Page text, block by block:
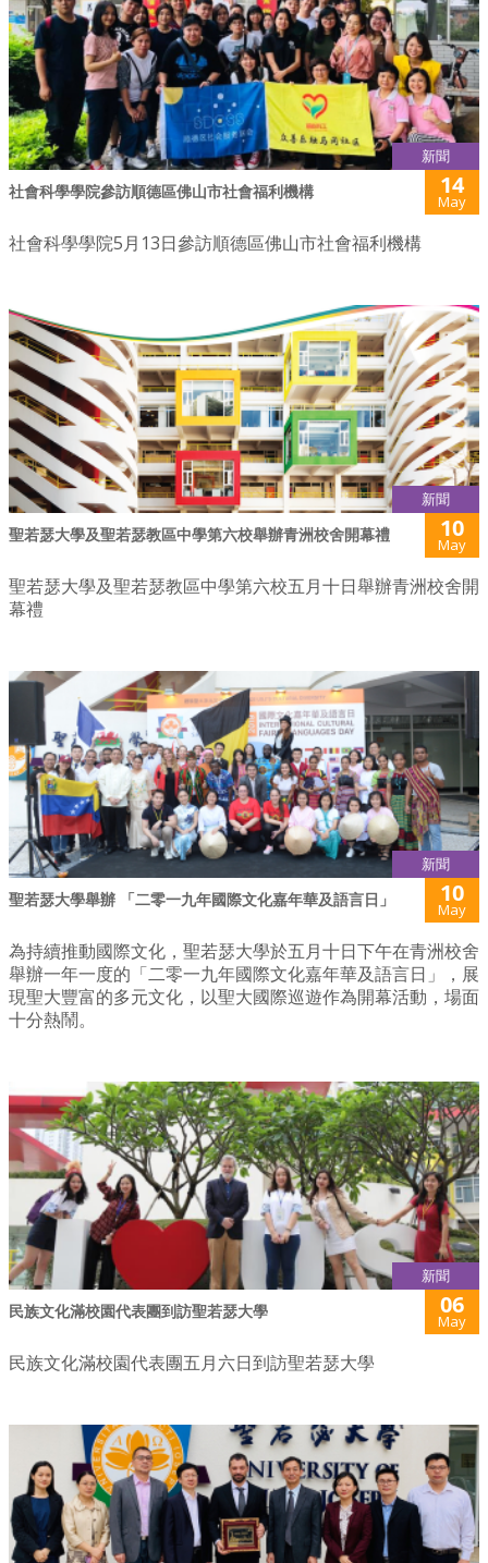
新聞
社會科學學院參訪順德區佛山市社會福利機構 14
May
社會科學學院5月13日參訪順德區佛山市社會福利機構
新聞
聖若瑟大學及聖若瑟教區中學第六校舉辦青洲校舍開幕禮 10
May
聖若瑟大學及聖若瑟教區中學第六校五月十日舉辦青洲校舍開
幕禮
新聞
聖若瑟大學舉辦 「二零一九年國際文化嘉年華及語言日」 10
May
為持續推動國際文化，聖若瑟大學於五月十日下午在青洲校舍
舉辦一年一度的「二零一九年國際文化嘉年華及語言日」，展
現聖大豐富的多元文化，以聖大國際巡遊作為開幕活動，場面
十分熱鬧。
新聞
民族文化滿校園代表團到訪聖若瑟大學 06
May
民族文化滿校園代表團五月六日到訪聖若瑟大學